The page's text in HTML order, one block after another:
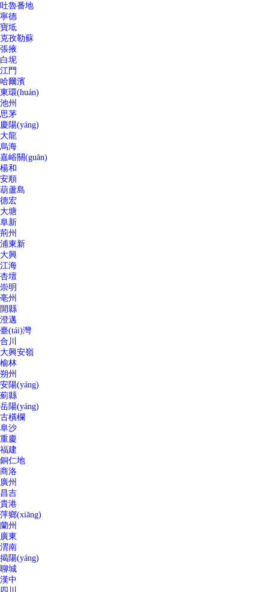
吐魯番地
寧德
寶坻
克孜勒蘇
張掖
白坭
江門
哈爾濱
東環(huán)
池州
思茅
慶陽(yáng)
大龍
烏海
嘉峪關(guān)
楊和
安順
葫蘆島
德宏
大塘
阜新
荊州
浦東新
大興
江海
杏壇
崇明
亳州
開縣
澄邁
臺(tái)灣
合川
大興安嶺
榆林
朔州
安陽(yáng)
薊縣
岳陽(yáng)
古橫欄
阜沙
重慶
福建
銅仁地
商洛
廣州
昌吉
貴港
萍鄉(xiāng)
蘭州
廣東
渭南
揭陽(yáng)
聊城
漢中